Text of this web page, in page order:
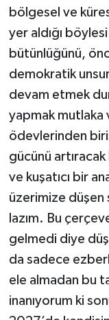
bölgesel ve
yer aldığı
bütünlüğünü,
demokratik
devam etmek
yapmak mutlaka
ödevlerinden
gücünü
ve kuşatıcı bir
üzerimize düşen
lazım. Bu
gelmedi diye
da sadece
ele almadan bu
inanıyorum ki